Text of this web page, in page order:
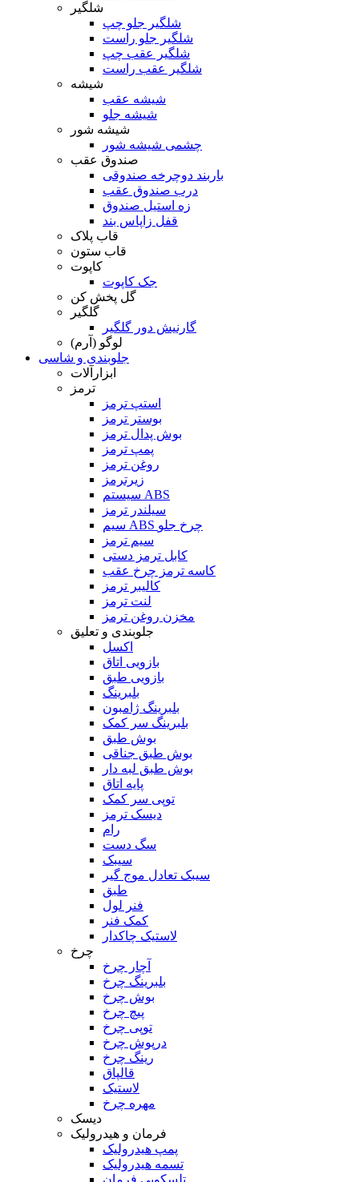
شلگیر
شلگیر جلو چپ
شلگیر جلو راست
شلگیر عقب چپ
شلگیر عقب راست
شیشه
شیشه عقب
شیشه جلو
شیشه شور
چشمی شیشه شور
صندوق عقب
باربند دوچرخه صندوقی
درب صندوق عقب
زه استیل صندوق
قفل زاپاس بند
قاب پلاک
قاب ستون
کاپوت
جک کاپوت
گل پخش کن
گلگیر
گارنیش دور گلگیر
لوگو (آرم)
جلوبندی و شاسی
ابزارآلات
ترمز
استپ ترمز
بوستر ترمز
بوش پدال ترمز
پمپ ترمز
روغن ترمز
زیرترمز
سیستم ABS
سیلندر ترمز
سیم ABS چرخ جلو
سیم ترمز
کابل ترمز دستی
کاسه ترمز چرخ عقب
کالیبر ترمز
لنت ترمز
مخزن روغن ترمز
جلوبندی و تعلیق
اکسل
بازویی اتاق
بازویی طبق
بلبرینگ
بلبرینگ ژامبون
بلبرینگ سر کمک
بوش طبق
بوش طبق جناقی
بوش طبق لبه دار
پایه اتاق
توپی سر کمک
دیسک ترمز
رام
سگ دست
سیبک
سیبک تعادل موج گیر
طبق
فنر لول
کمک فنر
لاستیک چاکدار
چرخ
آچار چرخ
بلبرینگ چرخ
بوش چرخ
پیچ چرخ
توپی چرخ
درپوش چرخ
رینگ چرخ
قالپاق
لاستیک
مهره چرخ
دیسک
فرمان و هیدرولیک
پمپ هیدرولیک
تسمه هیدرولیک
تلسکوپی فرمان